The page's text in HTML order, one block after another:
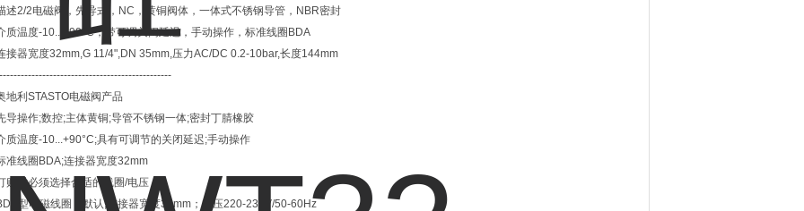
述2/2电磁阀，先导式，NC，黄铜阀体，一体式不锈钢导管，NBR密封
质温度-10...+90°C，带可调关闭延迟，手动操作，标准线圈BDA
接器宽度32mm,G 11/4",DN 35mm,压力AC/DC 0.2-10bar,长度144mm
地利STASTO电磁阀产品
导操作;数控;主体黄铜;导管不锈钢一体;密封丁腈橡胶
质温度-10...+90°C;具有可调节的关闭延迟;手动操作
准线圈BDA;连接器宽度32mm
购时必须选择合适的线圈/电压
型电磁线圈；默认;连接器宽度32mm；电压220-230V/50-60Hz